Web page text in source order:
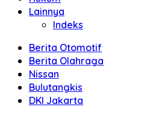
Lainnya
Indeks
Berita Otomotif
Berita Olahraga
Nissan
Bulutangkis
DKI Jakarta